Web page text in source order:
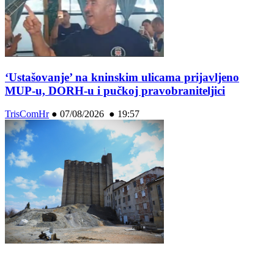
‘Ustašovanje’ na kninskim ulicama prijavljeno
MUP-u, DORH-u i pučkoj pravobraniteljici
TrisComHr● 07/08/2026 ● 19:57